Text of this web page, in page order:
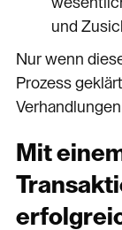
und
Nur wenn
Prozess
Mit